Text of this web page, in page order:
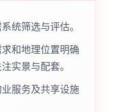
统筛选与评估。
和地理位置明确
实景与配套。
服务及共享设施